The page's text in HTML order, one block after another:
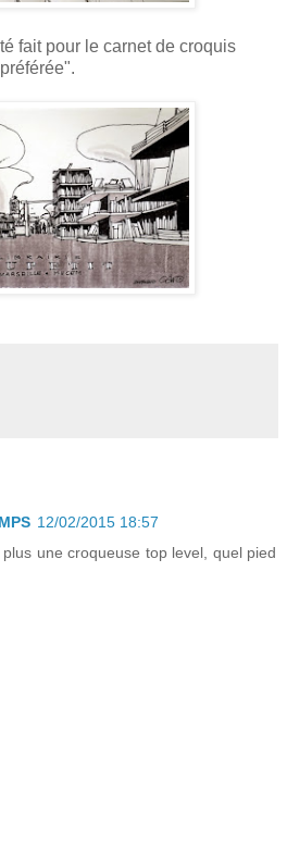
fait pour le carnet de croquis
12/02/2015 18:57
une croqueuse top level, quel pied